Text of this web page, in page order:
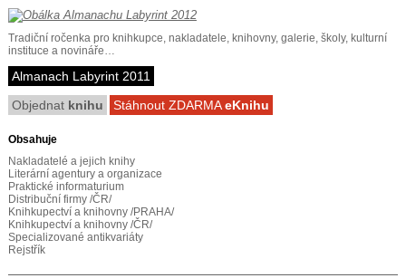
Tradiční ročenka pro knihkupce, nakladatele, knihovny, galerie, školy, kulturní
instituce a novináře…
Almanach Labyrint 2011
Objednat knihu Stáhnout ZDARMAeKnihu
Obsahuje
Nakladatelé a jejich knihy
Literární agentury a organizace
Praktické informaturium
Distribuční firmy /ČR/
Knihkupectví a knihovny /PRAHA/
Knihkupectví a knihovny /ČR/
Specializované antikvariáty
Rejstřík